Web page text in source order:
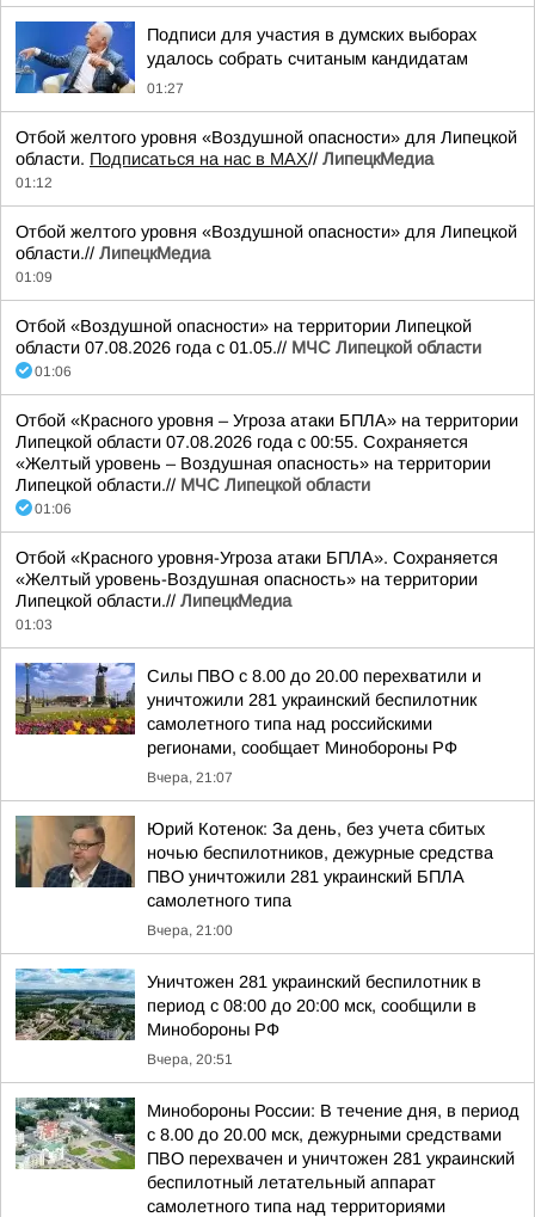
Подписи для участия в думских выборах
удалось собрать считаным кандидатам
01:27
Отбой желтого уровня «Воздушной опасности» для Липецкой
области. Подписаться на нас в МАХ// ЛипецкМедиа
01:12
Отбой желтого уровня «Воздушной опасности» для Липецкой
области.// ЛипецкМедиа
01:09
Отбой «Воздушной опасности» на территории Липецкой
области 07.08.2026 года с 01.05.// МЧС Липецкой области
01:06
Отбой «Красного уровня – Угроза атаки БПЛА» на территории
Липецкой области 07.08.2026 года с 00:55. Сохраняется
«Желтый уровень – Воздушная опасность» на территории
Липецкой области.// МЧС Липецкой области
01:06
Отбой «Красного уровня-Угроза атаки БПЛА». Сохраняется
«Желтый уровень-Воздушная опасность» на территории
Липецкой области.// ЛипецкМедиа
01:03
Силы ПВО с 8.00 до 20.00 перехватили и
уничтожили 281 украинский беспилотник
самолетного типа над российскими
регионами, сообщает Минобороны РФ
Вчера, 21:07
Юрий Котенок: За день, без учета сбитых
ночью беспилотников, дежурные средства
ПВО уничтожили 281 украинский БПЛА
самолетного типа
Вчера, 21:00
Уничтожен 281 украинский беспилотник в
период с 08:00 до 20:00 мск, сообщили в
Минобороны РФ
Вчера, 20:51
Минобороны России: В течение дня, в период
с 8.00 до 20.00 мск, дежурными средствами
ПВО перехвачен и уничтожен 281 украинский
беспилотный летательный аппарат
самолетного типа над территориями